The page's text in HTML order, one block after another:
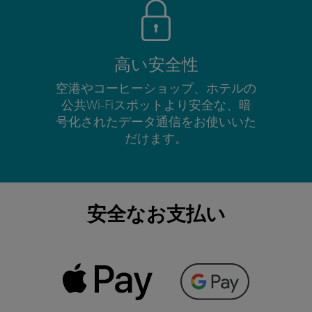
高い安全性
空港やコーヒーショップ、ホテルの
公共Wi-Fiスポットより安全な、暗
号化されたデータ通信をお使いいた
だけます。
安全なお支払い